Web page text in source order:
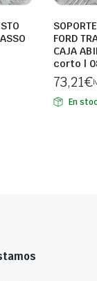
FORD
CAJA
corto |
73,21€
En